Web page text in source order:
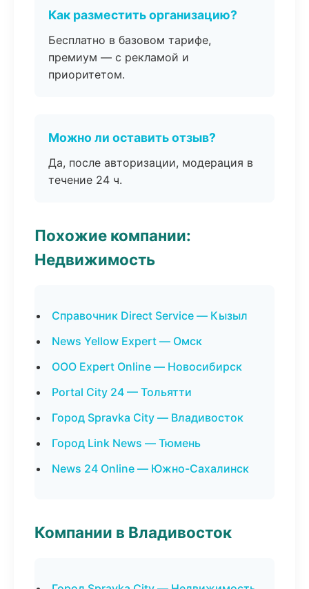
Как разместить организацию?
Бесплатно в базовом тарифе,
премиум — с рекламой и
приоритетом.
Можно ли оставить отзыв?
Да, после авторизации, модерация в
течение 24 ч.
Похожие компании:
Недвижимость
Справочник Direct Service — Кызыл
News Yellow Expert — Омск
ООО Expert Online — Новосибирск
Portal City 24 — Тольятти
Город Spravka City — Владивосток
Город Link News — Тюмень
News 24 Online — Южно-Сахалинск
Компании в Владивосток